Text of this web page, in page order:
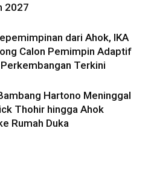
2027
dari Ahok, IKA
Calon Pemimpin Adaptif
Terkini
Hartono Meninggal
Thohir hingga Ahok
Rumah Duka